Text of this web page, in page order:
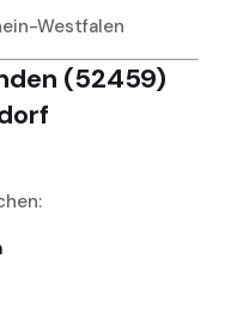
Westfalen
(52459)